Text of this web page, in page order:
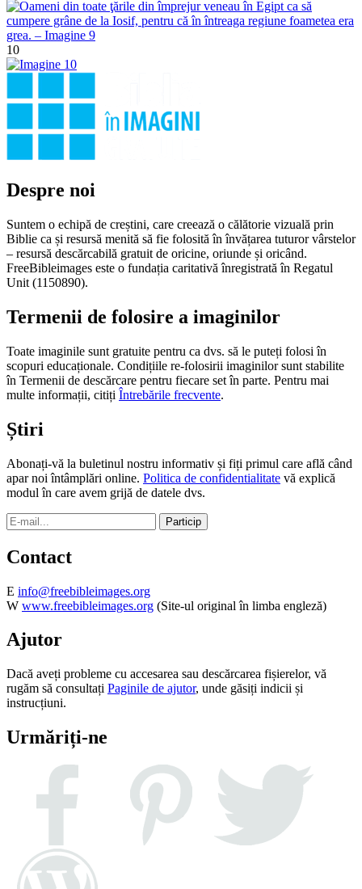
10
Despre noi
Suntem o echipă de creștini, care creează o călătorie vizuală prin
Biblie ca și resursă menită să fie folosită în învățarea tuturor vârstelor
– resursă descărcabilă gratuit de oricine, oriunde și oricând.
FreeBibleimages este o fundația caritativă înregistrată în Regatul
Unit (1150890).
Termenii de folosire a imaginilor
Toate imaginile sunt gratuite pentru ca dvs. să le puteți folosi în
scopuri educaționale. Condițiile re-folosirii imaginilor sunt stabilite
în Termenii de descărcare pentru fiecare set în parte. Pentru mai
multe informații, citiți Întrebările frecvente.
Știri
Abonați-vă la buletinul nostru informativ și fiți primul care află când
apar noi întâmplări online. Politica de confidentialitate vă explică
modul în care avem grijă de datele dvs.
Contact
E info@freebibleimages.org
W www.freebibleimages.org (Site-ul original în limba engleză)
Ajutor
Dacă aveți probleme cu accesarea sau descărcarea fișierelor, vă
rugăm să consultați Paginile de ajutor, unde găsiți indicii și
instrucțiuni.
Urmăriți-ne